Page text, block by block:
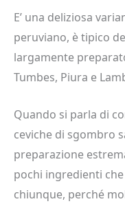
E’ una deliziosa
peruviano, è tipico
largamente
Tumbes, Piura e
Quando si parla di
ceviche di sgombro
preparazione
pochi ingredienti
chiunque, perché